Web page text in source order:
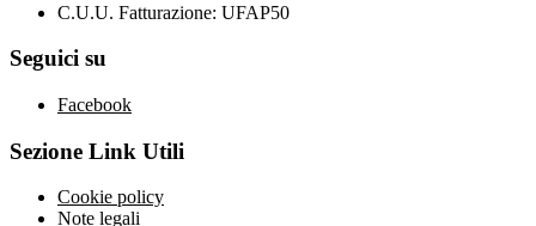
C.U.U. Fatturazione: UFAP50
Seguici su
Facebook
Sezione Link Utili
Cookie policy
Note legali